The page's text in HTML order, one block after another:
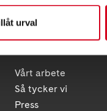
urval
Vårt arbete
Så tycker vi
Press